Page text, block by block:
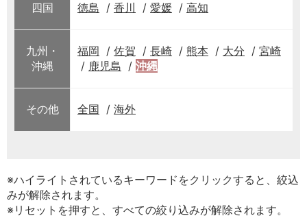
四国 徳島 香川 愛媛 高知
九州・
沖縄
福岡 佐賀 長崎 熊本 大分
宮崎
鹿児島
沖縄
その他 全国 海外
※ハイライトされているキーワードをクリックすると、絞込
みが解除されます。
※リセットを押すと、すべての絞り込みが解除されます。